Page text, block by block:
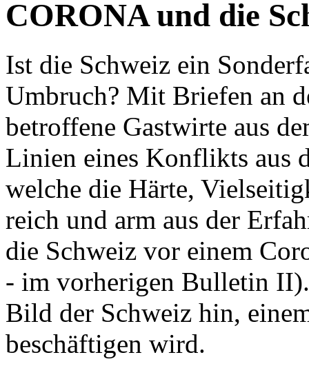
CORONA und die
Ist die Schweiz ein
Umbruch? Mit Briefen an
betroffene Gastwirte aus
Linien eines Konflikts aus
welche die Härte,
reich und arm aus der
die Schweiz vor einem
- im vorherigen Bulletin
Bild der Schweiz hin,
beschäftigen wird.